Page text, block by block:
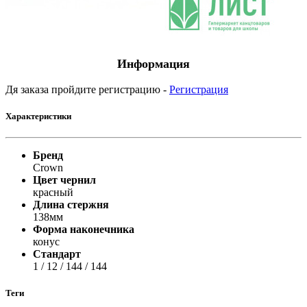
Информация
Дя заказа пройдите регистрацию - Регистрация
Характеристики
Бренд
Crown
Цвет чернил
красный
Длина стержня
138мм
Форма наконечника
конус
Стандарт
1 / 12 / 144 / 144
Теги